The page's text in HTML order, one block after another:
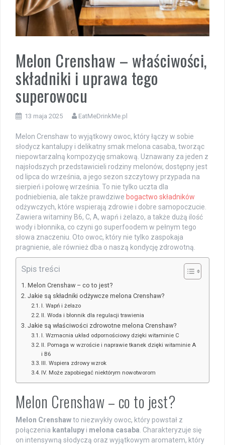
Melon Crenshaw – właściwości,
składniki i uprawa tego
superowocu
13 maja 2025 EatMeDrinkMe.pl
Melon Crenshaw to wyjątkowy owoc, który łączy w sobie
słodycz kantalupy i delikatny smak melona casaba, tworząc
niepowtarzalną kompozycję smakową. Uznawany za jeden z
najsłodszych przedstawicieli rodziny melonów, dostępny jest
od lipca do września, a jego sezon szczytowy przypada na
sierpień i połowę września. To nie tylko uczta dla
podniebienia, ale także prawdziwe bogactwo składników
odżywczych, które wspierają zdrowie i dobre samopoczucie.
Zawiera witaminy B6, C, A, wapń i żelazo, a także dużą ilość
wody i błonnika, co czyni go superfoodem w pełnym tego
słowa znaczeniu. Oto owoc, który nie tylko zaspokaja
pragnienie, ale również dba o naszą kondycję zdrowotną.
Spis treści
Melon Crenshaw – co to jest?
Jakie są składniki odżywcze melona Crenshaw?
I. Wapń i żelazo
II. Woda i błonnik dla regulacji trawienia
Jakie są właściwości zdrowotne melona Crenshaw?
I. Wzmacnia układ odpornościowy dzięki witaminie C
II. Pomaga w wzroście i naprawie tkanek dzięki witaminie A
i B6
III. Wspiera zdrowy wzrok
IV. Może zapobiegać niektórym nowotworom
Melon Crenshaw – co to jest?
Melon Crenshawto niezwykły owoc, który powstał z
połączenia kantalupy i melona casaba. Charakteryzuje się
on intensywną słodyczą oraz wyjątkowym aromatem, który